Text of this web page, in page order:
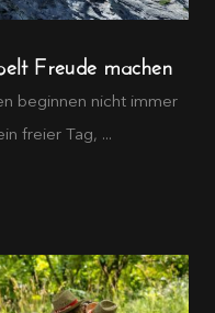
Freude machen
beginnen nicht immer
freier Tag, ...